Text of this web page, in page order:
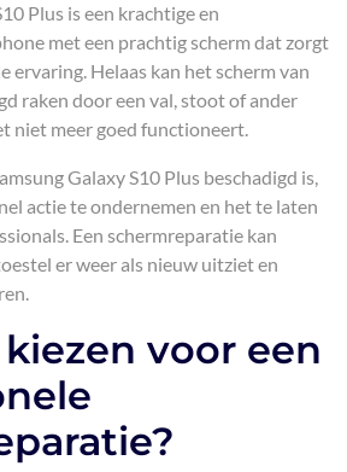
Plus is een krachtige en
met een prachtig scherm dat zorgt
ervaring. Helaas kan het scherm van
raken door een val, stoot of ander
niet meer goed functioneert.
Galaxy S10 Plus beschadigd is,
actie te ondernemen en het te laten
Een schermreparatie kan
er weer als nieuw uitziet en
voor een